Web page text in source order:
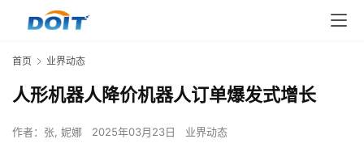
首页 业界动态
人形机器人降价机器人订单爆发式增长
作者： 张, 妮娜 2025年03月23日 业界动态